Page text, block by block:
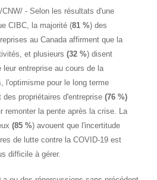
- Selon les résultats d'une
CIBC, la majorité (81 %) des
auCanadaaffirment que la
et plusieurs(32 %) disent
entreprise au cours de la
l'optimisme pour le long terme
propriétaires d'entreprise (76 %)
remonter la pente après la crise. La
(85 %) avouent que l'incertitude
de lutte contre la COVID-19 est
difficile à gérer.